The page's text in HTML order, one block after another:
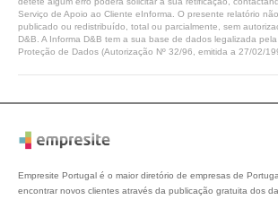
Serviço de Apoio ao Cliente eInforma. O presente relatório
publicado ou redistribuído, total ou parcialmente, sem
D&B. A Informa D&B tem a sua base de dados legalizada
Proteção de Dados (Autorização Nº 32/96, emitida a 27/02/
Empresite Portugal é o maior diretório de empresas de
encontrar novos clientes através da publicação gratuita dos